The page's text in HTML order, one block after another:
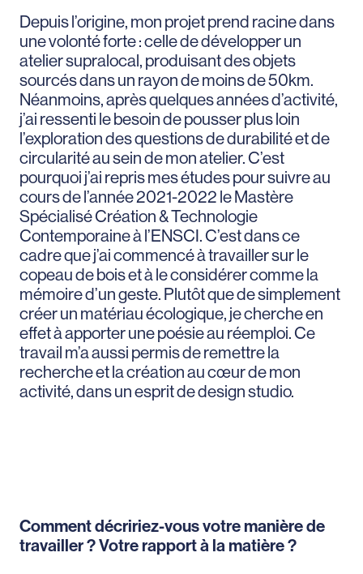
Depuis l’origine, mon projet prend racine dans
une volonté forte : celle de développer un
atelier supralocal, produisant des objets
sourcés dans un rayon de moins de 50km.
Néanmoins, après quelques années d’activité,
j’ai ressenti le besoin de pousser plus loin
l’exploration des questions de durabilité et de
circularité au sein de mon atelier. C’est
pourquoi j’ai repris mes études pour suivre au
cours de l’année 2021-2022 le Mastère
Spécialisé Création & Technologie
Contemporaine à l’ENSCI. C’est dans ce
cadre que j’ai commencé à travailler sur le
copeau de bois et à le considérer comme la
mémoire d’un geste. Plutôt que de simplement
créer un matériau écologique, je cherche en
effet à apporter une poésie au réemploi. Ce
travail m’a aussi permis de remettre la
recherche et la création au cœur de mon
activité, dans un esprit de design studio.
Comment décririez-vous votre manière de
travailler ? Votre rapport à la matière ?